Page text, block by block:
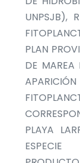
UNPSJB),
PLAN
DE MAREA
PLAYA